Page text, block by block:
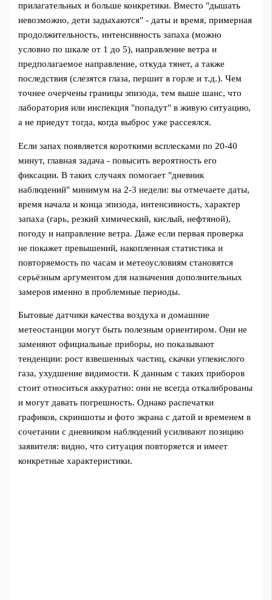
прилагательных и больше конкретики. Вместо "дышать
невозможно, дети задыхаются" - даты и время, примерная
продолжительность, интенсивность запаха (можно
условно по шкале от 1 до 5), направление ветра и
предполагаемое направление, откуда тянет, а также
последствия (слезятся глаза, першит в горле и т.д.). Чем
точнее очерчены границы эпизода, тем выше шанс, что
лаборатория или инспекция "попадут" в живую ситуацию,
а не приедут тогда, когда выброс уже рассеялся.
Если запах появляется короткими всплесками по 20-40
минут, главная задача - повысить вероятность его
фиксации. В таких случаях помогает "дневник
наблюдений" минимум на 2-3 недели: вы отмечаете даты,
время начала и конца эпизода, интенсивность, характер
запаха (гарь, резкий химический, кислый, нефтяной),
погоду и направление ветра. Даже если первая проверка
не покажет превышений, накопленная статистика и
повторяемость по часам и метеоусловиям становятся
серьёзным аргументом для назначения дополнительных
замеров именно в проблемные периоды.
Бытовые датчики качества воздуха и домашние
метеостанции могут быть полезным ориентиром. Они не
заменяют официальные приборы, но показывают
тенденции: рост взвешенных частиц, скачки углекислого
газа, ухудшение видимости. К данным с таких приборов
стоит относиться аккуратно: они не всегда откалиброваны
и могут давать погрешность. Однако распечатки
графиков, скриншоты и фото экрана с датой и временем в
сочетании с дневником наблюдений усиливают позицию
заявителя: видно, что ситуация повторяется и имеет
конкретные характеристики.